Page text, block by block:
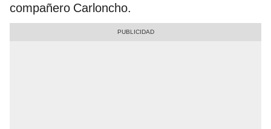
compañero Carloncho.